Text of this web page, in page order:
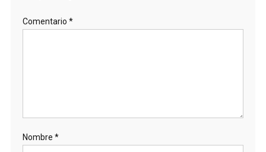
Comentario *
Nombre *